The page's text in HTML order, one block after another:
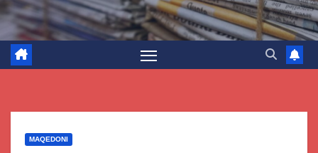
MAQEDONI